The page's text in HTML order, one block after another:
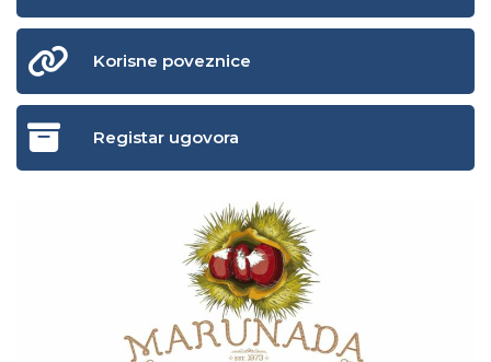
Korisne poveznice
Registar ugovora